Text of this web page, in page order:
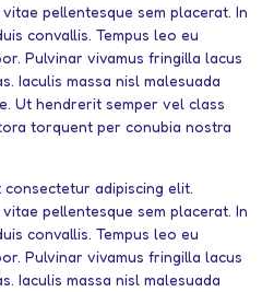
pellentesque sem placerat. In
convallis. Tempus leo eu
Pulvinar vivamus fringilla lacus
Iaculis massa nisl malesuada
Ut hendrerit semper vel class
torquent per conubia nostra
adipiscing elit.
pellentesque sem placerat. In
convallis. Tempus leo eu
Pulvinar vivamus fringilla lacus
Iaculis massa nisl malesuada